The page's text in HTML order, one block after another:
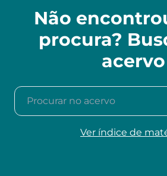
Não
procura?
acervo
Procurar no acervo
Ver índice de